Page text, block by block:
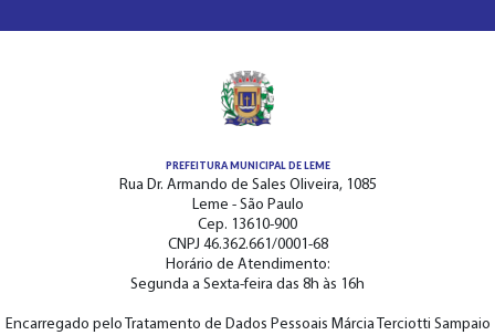
PREFEITURA MUNICIPAL DE LEME
Rua Dr. Armando de Sales Oliveira, 1085
Leme - São Paulo
Cep. 13610-900
CNPJ 46.362.661/0001-68
Horário de Atendimento:
Segunda a Sexta-feira das 8h às 16h
Encarregado pelo Tratamento de Dados Pessoais Márcia Terciotti Sampaio